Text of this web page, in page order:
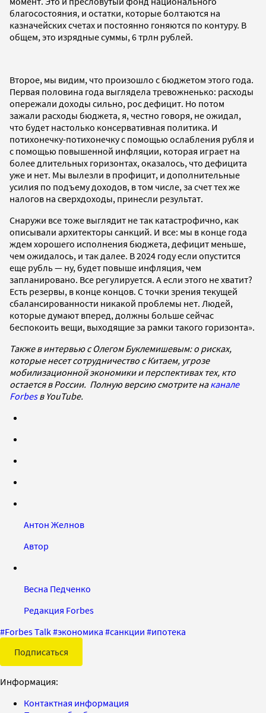
благосостояния, и остатки, которые болтаются на
казначейских счетах и постоянно гоняются по контуру. В
общем, это изрядные суммы, 6 трлн рублей.
Второе, мы видим, что произошло с бюджетом этого года.
Первая половина года выглядела тревожненько: расходы
опережали доходы сильно, рос дефицит. Но потом
зажали расходы бюджета, я, честно говоря, не ожидал,
что будет настолько консервативная политика. И
потихонечку-потихонечку с помощью ослабления рубля и
с помощью повышенной инфляции, которая играет на
более длительных горизонтах, оказалось, что дефицита
уже и нет. Мы вылезли в профицит, и дополнительные
усилия по подъему доходов, в том числе, за счет тех же
налогов на сверхдоходы, принесли результат.
Снаружи все тоже выглядит не так катастрофично, как
описывали архитекторы санкций. И все: мы в конце года
ждем хорошего исполнения бюджета, дефицит меньше,
чем ожидалось, и так далее. В 2024 году если опустится
еще рубль — ну, будет повыше инфляция, чем
запланировано. Все регулируется. А если этого не хватит?
Есть резервы, в конце концов. С точки зрения текущей
сбалансированности никакой проблемы нет. Людей,
которые думают вперед, должны больше сейчас
беспокоить вещи, выходящие за рамки такого горизонта».
Также в интервью с Олегом Буклемишевым: о рисках,
которые несет сотрудничество с Китаем, угрозе
мобилизационной экономики и перспективах тех, кто
остается в России. Полную версию смотрите наканале
Forbesв YouTube.
Антон Желнов
Автор
Весна Педченко
Редакция Forbes
#Forbes Talk#экономика #санкции #ипотека
Подписаться
Информация:
Контактная информация